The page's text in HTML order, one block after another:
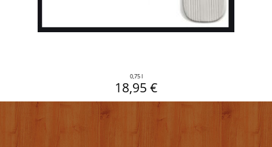
0,75 l
18,95 €